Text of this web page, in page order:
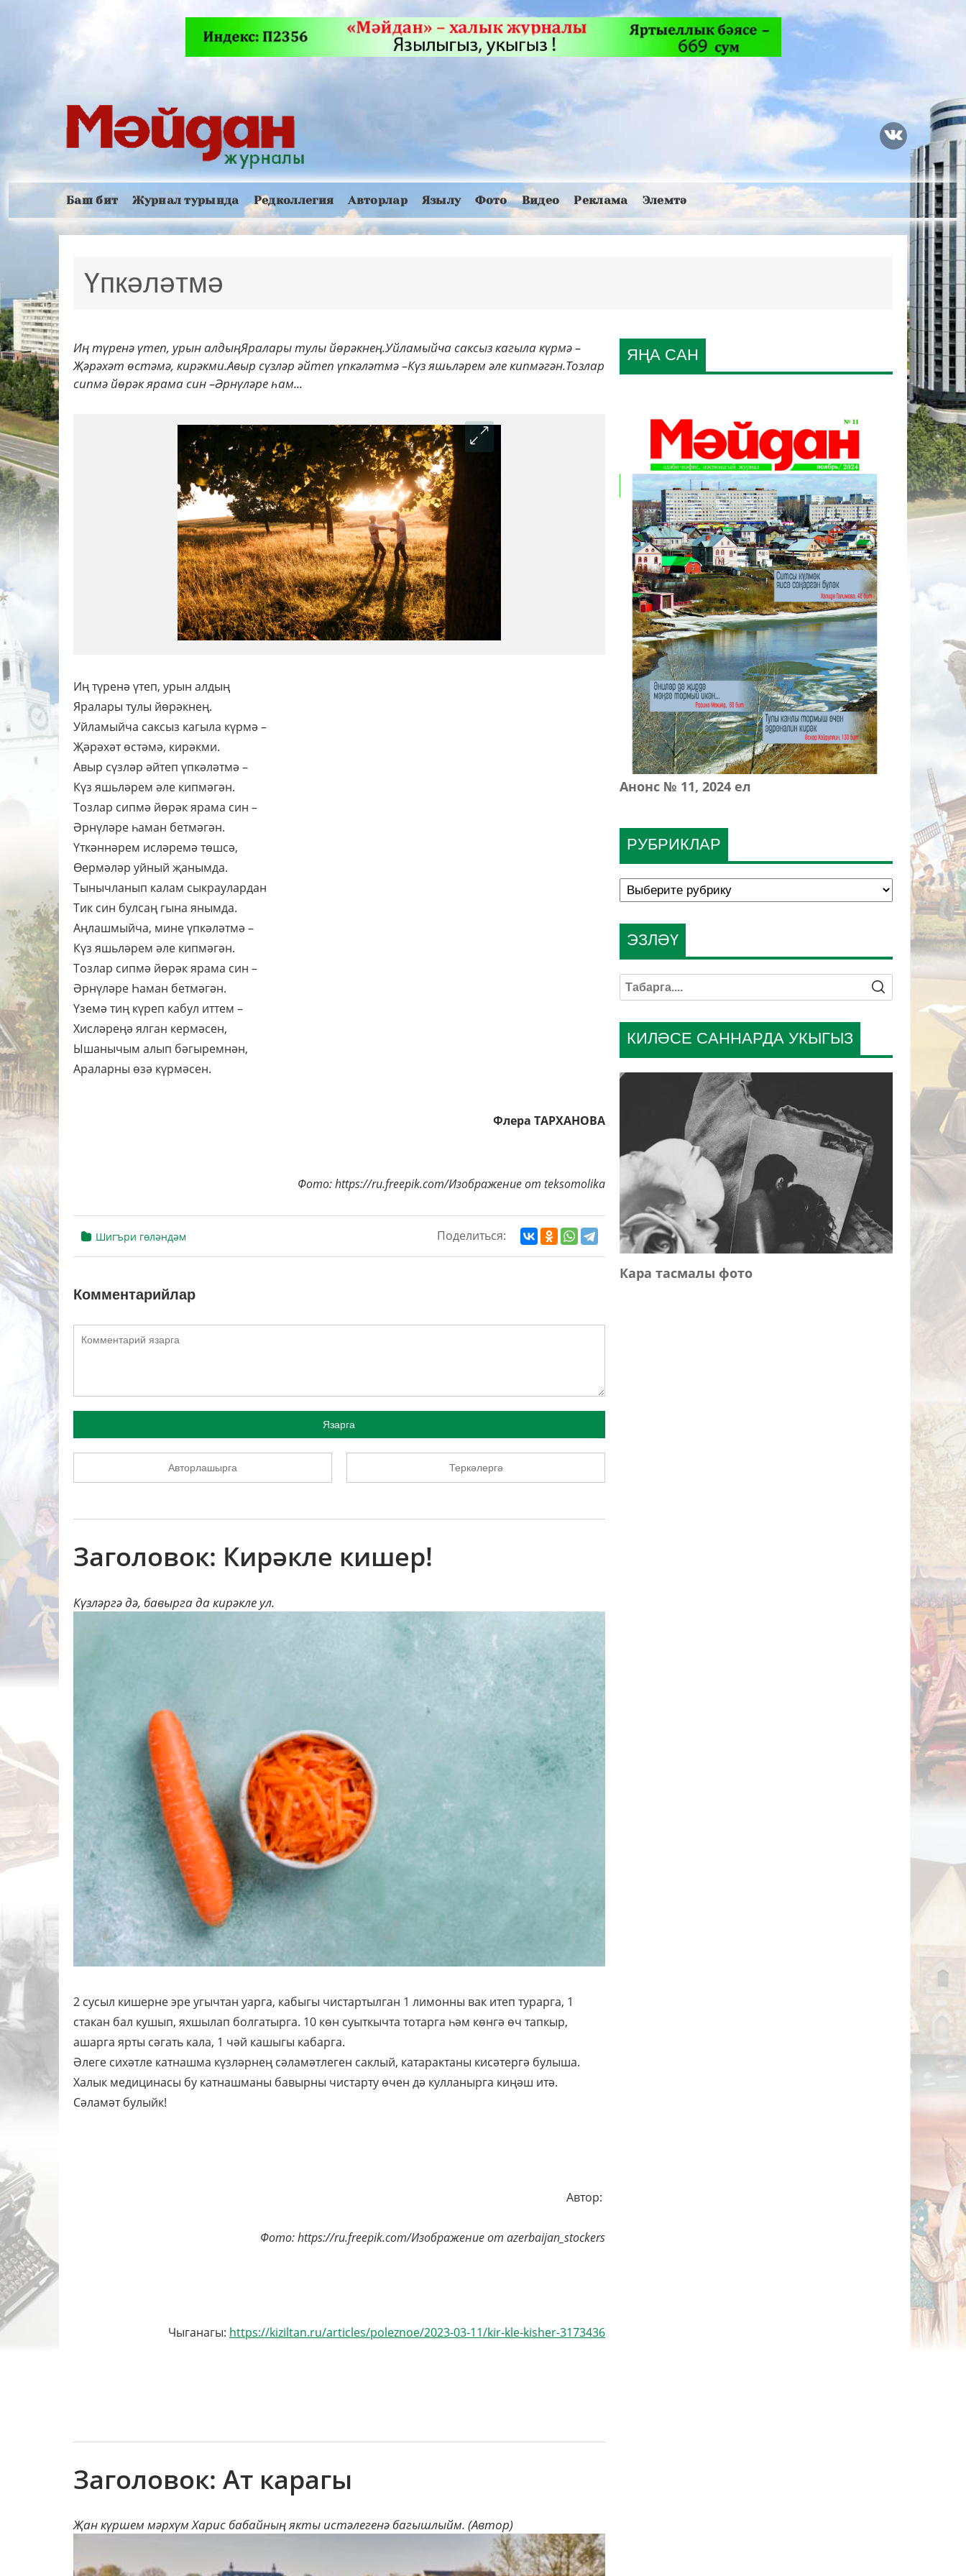
Баш бит Журнал турында Редколлегия Авторлар Язылу Фото Видео Реклама Элемтә
Үпкәләтмә
Иң түренә үтеп, урын алдыңЯралары тулы йөрәкнең.Уйламыйча саксыз кагыла күрмә –
Җәрәхәт өстәмә, кирәкми.Авыр сүзләр әйтеп үпкәләтмә –Күз яшьләрем әле кипмәгән.Тозлар
сипмә йөрәк ярама син –Әрнүләре һам...
Иң түренә үтеп, урын алдың
Яралары тулы йөрәкнең.
Уйламыйча саксыз кагыла күрмә –
Җәрәхәт өстәмә, кирәкми.
Авыр сүзләр әйтеп үпкәләтмә –
Күз яшьләрем әле кипмәгән.
Тозлар сипмә йөрәк ярама син –
Әрнүләре һаман бетмәгән.
Үткәннәрем исләремә төшсә,
Өермәләр уйный җанымда.
Тынычланып калам сыкраулардан
Тик син булсаң гына янымда.
Аңлашмыйча, мине үпкәләтмә –
Күз яшьләрем әле кипмәгән.
Тозлар сипмә йөрәк ярама син –
Әрнүләре Һаман бетмәгән.
Үземә тиң күреп кабул иттем –
Хисләреңә ялган кермәсен,
Ышанычым алып бәгыремнән,
Араларны өзә күрмәсен.
Флера ТАРХАНОВА
Фото: https://ru.freepik.com/Изображение от teksomolika
Шигъри гөләндәм Поделиться:
Комментарийлар
Язарга
Авторлашырга Теркәлергә
Заголовок: Кирәкле кишер!
Күзләргә дә, бавырга да кирәкле ул.
2 сусыл кишерне эре угычтан уарга, кабыгы чистартылган 1 лимонны вак итеп турарга, 1
стакан бал кушып, яхшылап болгатырга. 10 көн суыткычта тотарга һәм көнгә өч тапкыр,
ашарга ярты сәгать кала, 1 чәй кашыгы кабарга.
Әлеге сихәтле катнашма күзләрнең сәламәтлеген саклый, катарактаны кисәтергә булыша.
Халык медицинасы бу катнашманы бавырны чистарту өчен дә кулланырга киңәш итә.
Сәламәт булыйк!
Автор:
Фото: https://ru.freepik.com/Изображение от azerbaijan_stockers
Чыганагы: https://kiziltan.ru/articles/poleznoe/2023-03-11/kir-kle-kisher-3173436
Заголовок: Ат карагы
Җан күршем мәрхүм Харис бабайның якты истәлегенә багышлыйм. (Автор)
РУБРИКЛАР
ЯҢА САН
Анонс № 11, 2024 ел
КИЛӘСЕ САННАРДА УКЫГЫЗ
Кара тасмалы фото
ЭЗЛӘҮ